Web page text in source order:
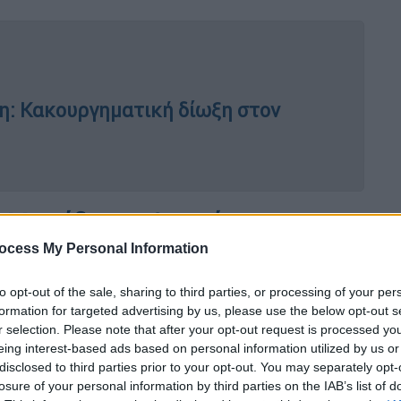
My Personal Information
opt-out of the sale, sharing to third parties, or processing of your
for targeted advertising by us, please use the below opt-out
selection. Please note that after your opt-out request is processed
interest-based ads based on personal information utilized by us
to third parties prior to your opt-out. You may separately
of your personal information by third parties on the IAB’s list of
Κακουργηματική δίωξη στον
έδωσαν λεφτά για να τη
36χρονοςφαίνεται να παραδέχτηκε στις
την βόμβα στοAirbnb.
τηλεφώνησε και του είπε να πάει στη
σταθμό του είχε αφήσει μία